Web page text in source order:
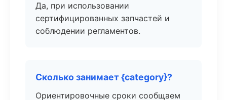
Да, при использовании
сертифицированных запчастей и
соблюдении регламентов.
Сколько занимает {category}?
Ориентировочные сроки сообщаем